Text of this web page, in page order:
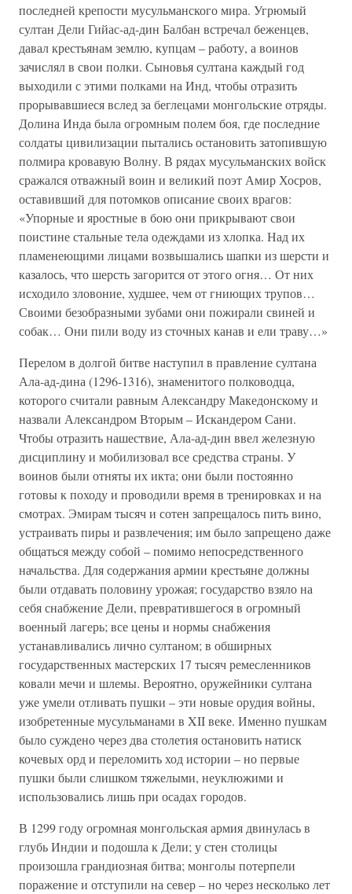
последней крепости мусульманского мира. Угрюмый
султан Дели Гийас-ад-дин Балбан встречал беженцев,
давал крестьянам землю, купцам – работу, а воинов
зачислял в свои полки. Сыновья султана каждый год
выходили с этими полками на Инд, чтобы отразить
прорывавшиеся вслед за беглецами монгольские отряды.
Долина Инда была огромным полем боя, где последние
солдаты цивилизации пытались остановить затопившую
полмира кровавую Волну. В рядах мусульманских войск
сражался отважный воин и великий поэт Амир Хосров,
оставивший для потомков описание своих врагов:
«Упорные и яростные в бою они прикрывают свои
поистине стальные тела одеждами из хлопка. Над их
пламенеющими лицами возвышались шапки из шерсти и
казалось, что шерсть загорится от этого огня… От них
исходило зловоние, худшее, чем от гниющих трупов…
Своими безобразными зубами они пожирали свиней и
собак… Они пили воду из сточных канав и ели траву…»
Перелом в долгой битве наступил в правление султана
Ала-ад-дина (1296-1316), знаменитого полководца,
которого считали равным Александру Македонскому и
назвали Александром Вторым – Искандером Сани.
Чтобы отразить нашествие, Ала-ад-дин ввел железную
дисциплину и мобилизовал все средства страны. У
воинов были отняты их икта; они были постоянно
готовы к походу и проводили время в тренировках и на
смотрах. Эмирам тысяч и сотен запрещалось пить вино,
устраивать пиры и развлечения; им было запрещено даже
общаться между собой – помимо непосредственного
начальства. Для содержания армии крестьяне должны
были отдавать половину урожая; государство взяло на
себя снабжение Дели, превратившегося в огромный
военный лагерь; все цены и нормы снабжения
устанавливались лично султаном; в обширных
государственных мастерских 17 тысяч ремесленников
ковали мечи и шлемы. Вероятно, оружейники султана
уже умели отливать пушки – эти новые орудия войны,
изобретенные мусульманами в XII веке. Именно пушкам
было суждено через два столетия остановить натиск
кочевых орд и переломить ход истории – но первые
пушки были слишком тяжелыми, неуклюжими и
использовались лишь при осадах городов.
В 1299 году огромная монгольская армия двинулась в
глубь Индии и подошла к Дели; у стен столицы
произошла грандиозная битва; монголы потерпели
поражение и отступили на север – но через несколько лет